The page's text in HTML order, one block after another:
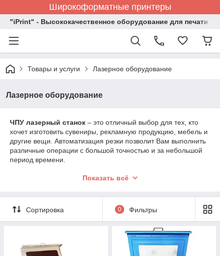
Широкоформатные принтеры
"iPrint" - Высококачественное оборудование для печати
Товары и услуги Лазерное оборудование
Лазерное оборудование
ЧПУ лазерный станок – это отличный выбор для тех, кто
хочет изготовить сувениры, рекламную продукцию, мебель и
другие вещи. Автоматизация резки позволит Вам выполнить
различные операции с большой точностью и за небольшой
период времени.
материалы как металл, оргстекло и акрил, стекло и хрусталь,
Показать всё
Сортировка 0 Фильтры